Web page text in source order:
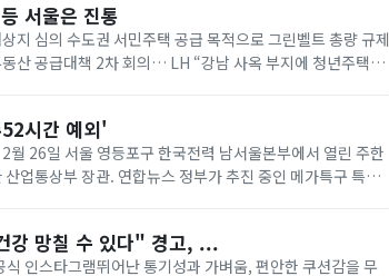
서울은 진통
지 심의 수도권 서민주택 공급 목적으로 그린벨트 총량 규제
산 공급대책 2차 회의… LH “강남 사옥 부지에 청년주택”
시간 예외'
26일 서울 영등포구 한국전력 남서울본부에서 열린 주한
업통상부 장관. 연합뉴스 정부가 추진 중인 메가특구 특별
강 망칠 수 있다" 경고, ...
인스타그램뛰어난 통기성과 가벼움, 편안한 쿠션감을 무